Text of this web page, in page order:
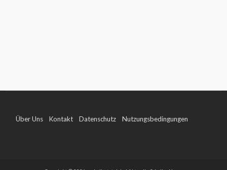
Über Uns Kontakt Datenschutz Nutzungsbedingungen